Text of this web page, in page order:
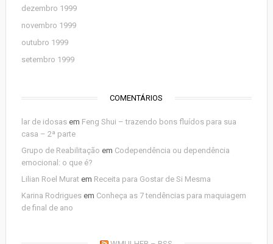
dezembro 1999
novembro 1999
outubro 1999
setembro 1999
COMENTÁRIOS
lar de idosasem Feng Shui – trazendo bons fluídos para sua
casa – 2ª parte
Grupo de Reabilitação em Codependência ou dependência
emocional: o que é?
Lilian Roel Muratem Receita para Gostar de Si Mesma
Karina Rodriguesem Conheça as 7 tendências para maquiagem
de final de ano